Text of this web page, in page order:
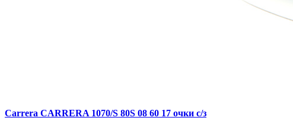
Carrera CARRERA 1070/S 80S 08 60 17 очки с/з